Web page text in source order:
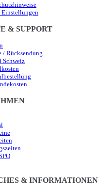
& SUPPORT
/ Rücksendung
Schweiz
& INFORMATIONEN